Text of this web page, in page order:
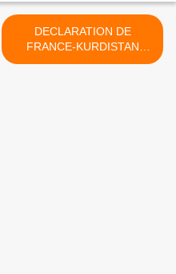
DECLARATION DE
FRANCE-KURDISTAN
KOBANE : NOTRE AMOUR